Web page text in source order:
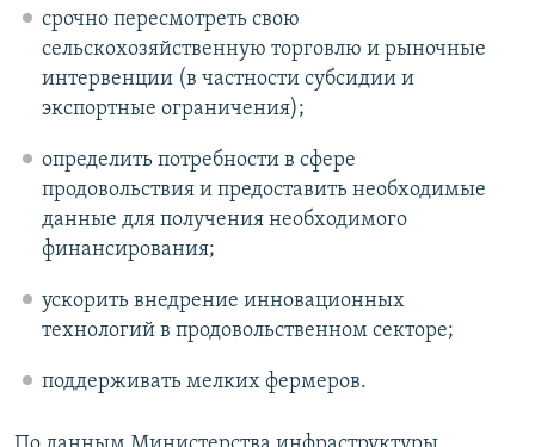
срочно пересмотреть свою
сельскохозяйственную торговлю и рыночные
интервенции (в частности субсидии и
экспортные ограничения);
определить потребности в сфере
продовольствия и предоставить необходимые
данные для получения необходимого
финансирования;
ускорить внедрение инновационных
технологий в продовольственном секторе;
поддерживать мелких фермеров.